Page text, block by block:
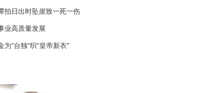
拍日出时坠崖致一死一伤
业高质量发展
为“台独”织“皇帝新衣”